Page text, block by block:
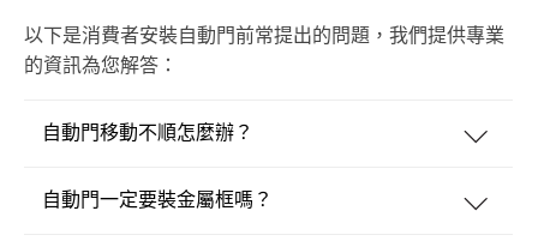
以下是消費者安裝自動門前常提出的問題，我們提供專業
的資訊為您解答：
自動門移動不順怎麼辦？
自動門一定要裝金屬框嗎？